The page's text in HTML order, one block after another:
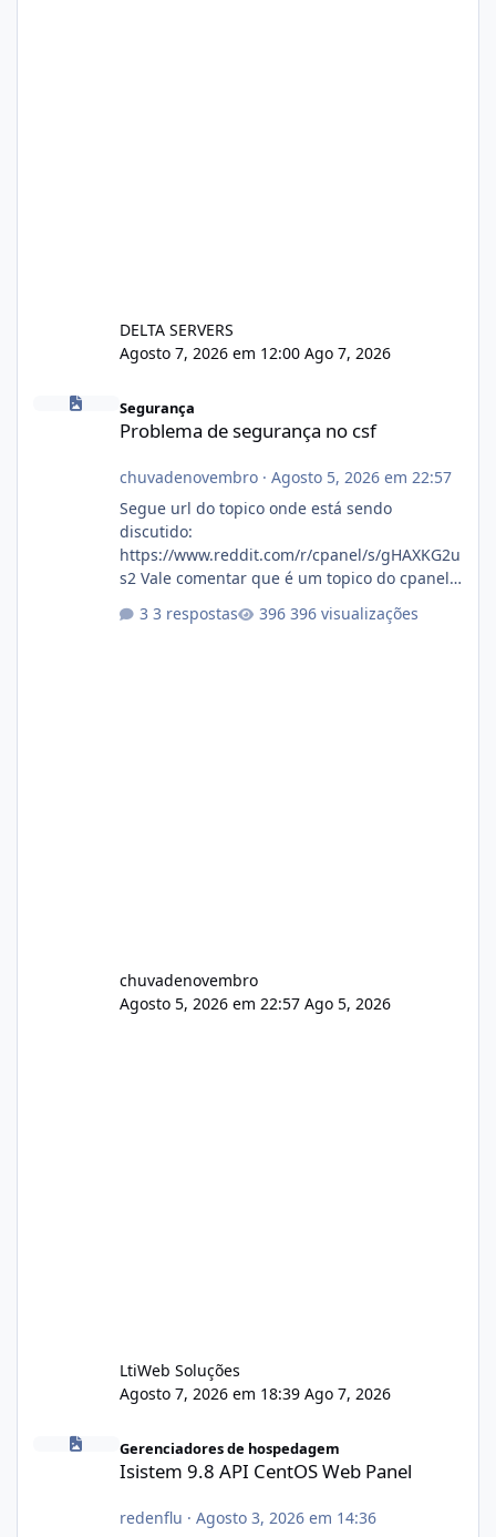
DELTA SERVERS
Agosto 7, 2026 em 12:00 Ago 7, 2026
Problema de segurança no csf
Segurança
Problema de segurança no csf
chuvadenovembro· Agosto 5, 2026 em 22:57
Segue url do topico onde está sendo
discutido:
https://www.reddit.com/r/cpanel/s/gHAXKG2u
s2 Vale comentar que é um topico do cpanel...
3 respostas 396 visualizações
chuvadenovembro
Agosto 5, 2026 em 22:57 Ago 5, 2026
LtiWeb Soluções
Agosto 7, 2026 em 18:39 Ago 7, 2026
Isistem 9.8 API CentOS Web Panel
Gerenciadores de hospedagem
Isistem 9.8 API CentOS Web Panel
redenflu · Agosto 3, 2026 em 14:36